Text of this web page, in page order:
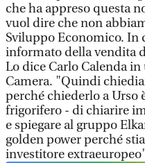
che ha appreso questa
vuol dire che non
Sviluppo Economico. In
informato della vendita
Lo dice Carlo Calenda
Camera. "Quindi
perché chiederlo a Urso
frigorifero - di chiarire
e spiegare al gruppo
golden power perché
investitore